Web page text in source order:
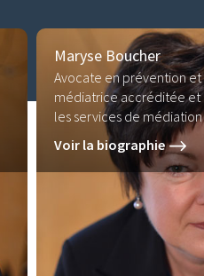
Maryse Boucher
Avocate en prévention
médiatrice accréditée
les services de médiation
Voir la biographie